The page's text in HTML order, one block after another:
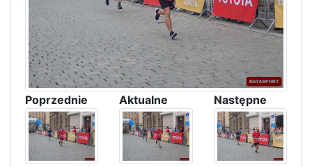
Poprzednie Aktualne Następne